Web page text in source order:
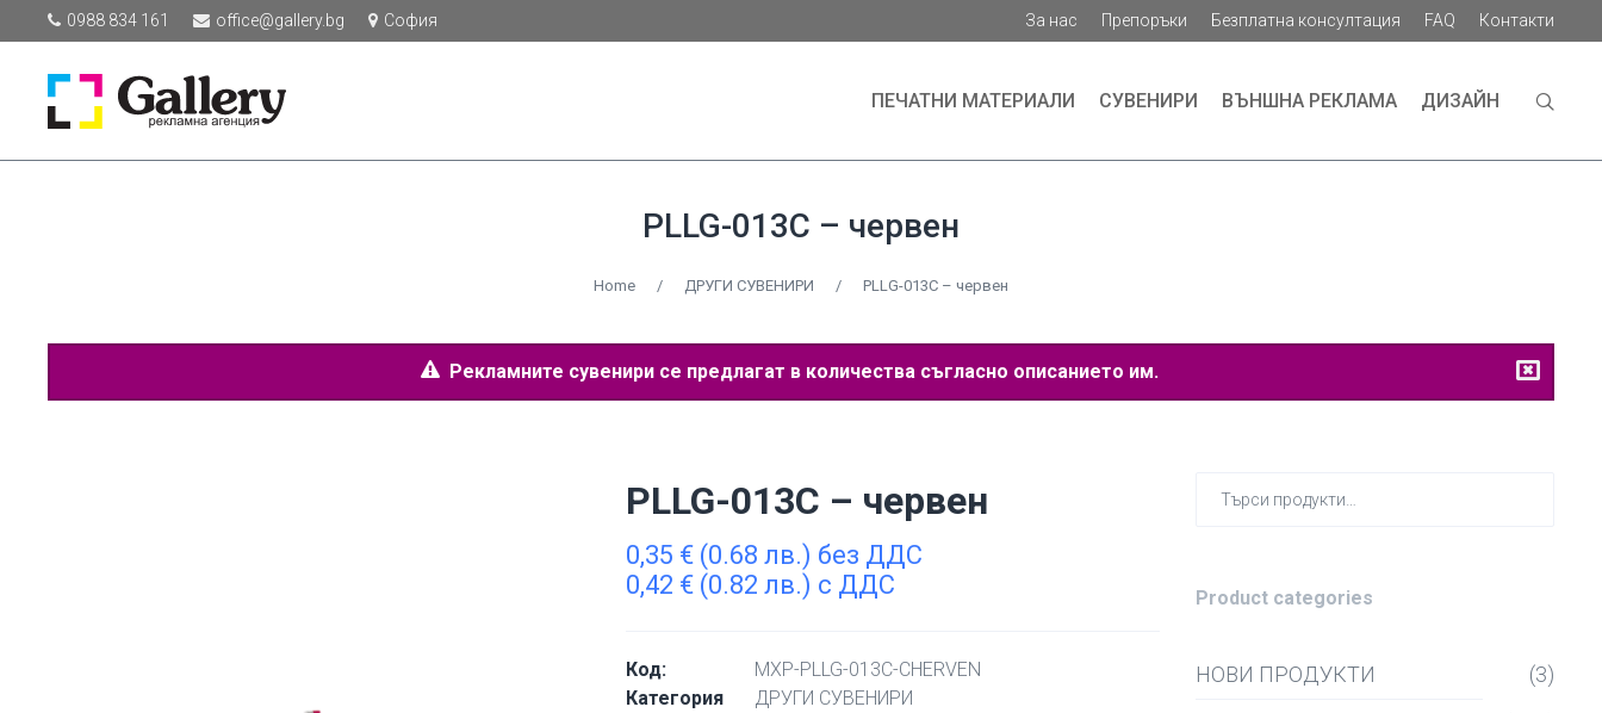
0988 834 161 office@gallery.bg София За нас Препоръки Безплатна консултация FAQ Контакти
ПЕЧАТНИ МАТЕРИАЛИ СУВЕНИРИ ВЪНШНА РЕКЛАМА ДИЗАЙН
PLLG-013C – червен
Home / ДРУГИ СУВЕНИРИ / PLLG-013C – червен
Рекламните сувенири се предлагат в количества съгласно описанието им.
PLLG-013C – червен
0,35 € (0.68 лв.) без ДДС
0,42 € (0.82 лв.) с ДДС
Код:
MXP-PLLG-013C-CHERVEN
Категория
ДРУГИ СУВЕНИРИ
Product categories
НОВИ ПРОДУКТИ
(3)